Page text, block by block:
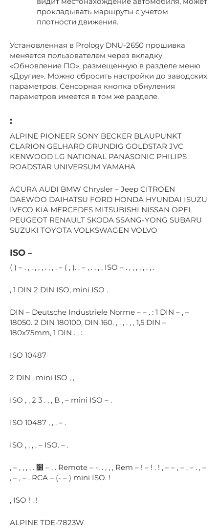
прокладывать маршруты с учетом
плотности движения.
Установленная в Prology DNU-2650 прошивка
меняется пользователем через вкладку
«Обновление ПО», размещенную в разделе меню
«Другие». Можно сбросить настройки до заводских
параметров. Сенсорная кнопка обнуления
параметров имеется в том же разделе.
:
ALPINE PIONEER SONY BECKER BLAUPUNKT
CLARION GELHARD GRUNDIG GOLDSTAR JVC
KENWOOD LG NATIONAL PANASONIC PHILIPS
ROADSTAR UNIVERSUM YAMAHA
ACURA AUDI BMW Chrysler – Jeep CITROEN
DAEWOO DAIHATSU FORD HONDA HYUNDAI ISUZU
IVECO KIA MERCEDES MITSUBISHI NISSAN OPEL
PEUGEOT RENAULT SKODA SSANG-YONG SUBARU
SUZUKI TOYOTA VOLKSWAGEN VOLVO
ISO –
( ) – . , , , , , . , , , – ( , ). , – , . , , , ISO – . , , , , , . , .
, 1 DIN 2 DIN ISO, mini ISO .
DIN – Deutsche Industriele Norme – – . : 1 DIN – , –
18050. 2 DIN 180100, DIN 160. , , , . , , 1,5 DIN –
180x75mm, 1 DIN . , :
ISO 10487
2 DIN , mini ISO , , .
ISO , , 2 3 . , , B , – mini ISO – .
ISO 10487 , , , – .
ISO , , , , – ISO. – .
, – , , , , . ׸ – , . Remote – -, . , , , Rem – ! – ! . ! , – – , – , – . , –
, – , – . RCA – (- – ) mini ISO. !
, ISO ! . !
ALPINE TDE-7823W